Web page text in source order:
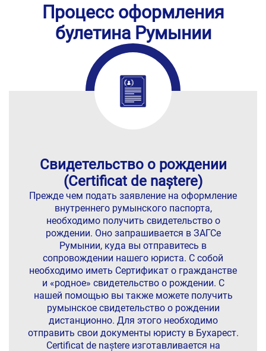
Процесс оформления
булетина Румынии
Свидетельство о рождении
(Certificat de naștere)
Прежде чем подать заявление на оформление
внутреннего румынского паспорта,
необходимо получить свидетельство о
рождении. Оно запрашивается в ЗАГСе
Румынии, куда вы отправитесь в
сопровождении нашего юриста. С собой
необходимо иметь Сертификат о гражданстве
и «родное» свидетельство о рождении. С
нашей помощью вы также можете получить
румынское свидетельство о рождении
дистанционно. Для этого необходимо
отправить свои документы юристу в Бухарест.
Certificat de naștere изготавливается на